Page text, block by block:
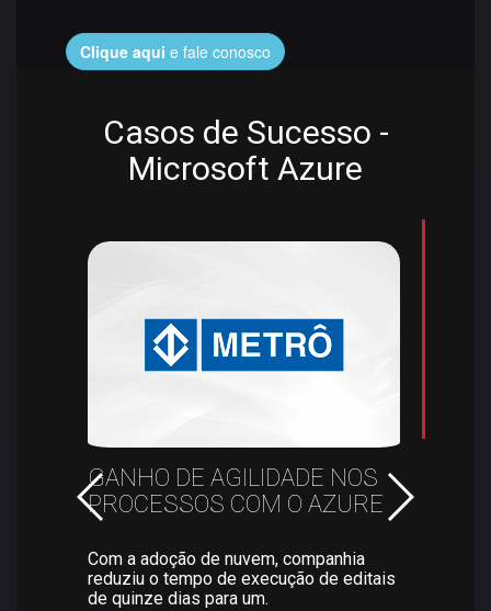
Clique aqui e fale conosco
Casos de Sucesso -
Microsoft Azure
GANHO DE AGILIDADE NOS
PROCESSOS COM O AZURE
Com a adoção de nuvem, companhia
reduziu o tempo de execução de editais
de quinze dias para um.